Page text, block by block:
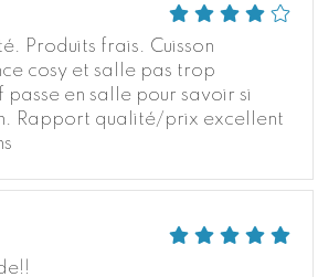
Produits frais. Cuisson
cosy et salle pas trop
passe en salle pour savoir si
Rapport qualité/prix excellent